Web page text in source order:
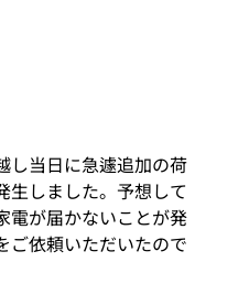
し当日に急遽追加の荷
生しました。予想して
電が届かないことが発
ご依頼いただいたので